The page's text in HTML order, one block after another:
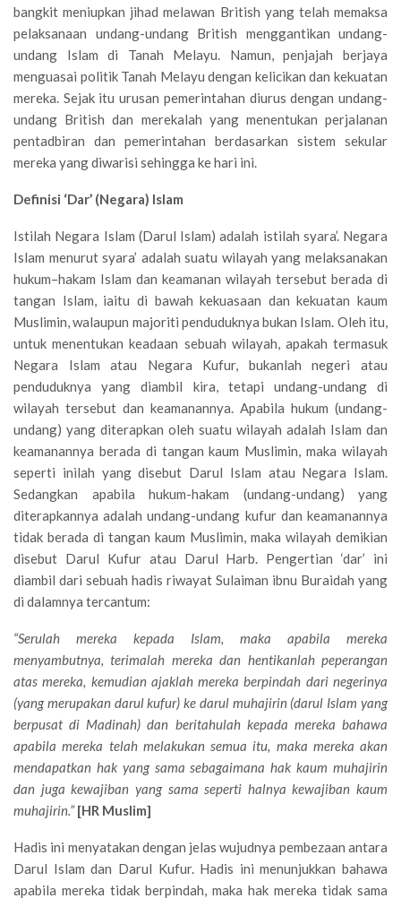
bangkit meniupkan jihad melawan British yang telah memaksa
pelaksanaan undang-undang British menggantikan undang-
undang Islam di Tanah Melayu. Namun, penjajah berjaya
menguasai politik Tanah Melayu dengan kelicikan dan kekuatan
mereka. Sejak itu urusan pemerintahan diurus dengan undang-
undang British dan merekalah yang menentukan perjalanan
pentadbiran dan pemerintahan berdasarkan sistem sekular
mereka yang diwarisi sehingga ke hari ini.
Definisi ‘Dar’ (Negara) Islam
Istilah Negara Islam (Darul Islam) adalah istilah syara’. Negara
Islam menurut syara’ adalah suatu wilayah yang melaksanakan
hukum–hakam Islam dan keamanan wilayah tersebut berada di
tangan Islam, iaitu di bawah kekuasaan dan kekuatan kaum
Muslimin, walaupun majoriti penduduknya bukan Islam. Oleh itu,
untuk menentukan keadaan sebuah wilayah, apakah termasuk
Negara Islam atau Negara Kufur, bukanlah negeri atau
penduduknya yang diambil kira, tetapi undang-undang di
wilayah tersebut dan keamanannya. Apabila hukum (undang-
undang) yang diterapkan oleh suatu wilayah adalah Islam dan
keamanannya berada di tangan kaum Muslimin, maka wilayah
seperti inilah yang disebut Darul Islam atau Negara Islam.
Sedangkan apabila hukum-hakam (undang-undang) yang
diterapkannya adalah undang-undang kufur dan keamanannya
tidak berada di tangan kaum Muslimin, maka wilayah demikian
disebut Darul Kufur atau Darul Harb. Pengertian ‘dar’ ini
diambil dari sebuah hadis riwayat Sulaiman ibnu Buraidah yang
di dalamnya tercantum:
“Serulah mereka kepada Islam, maka apabila mereka
menyambutnya, terimalah mereka dan hentikanlah peperangan
atas mereka, kemudian ajaklah mereka berpindah dari negerinya
(yang merupakan darul kufur) ke darul muhajirin (darul Islam yang
berpusat di Madinah) dan beritahulah kepada mereka bahawa
apabila mereka telah melakukan semua itu, maka mereka akan
mendapatkan hak yang sama sebagaimana hak kaum muhajirin
dan juga kewajiban yang sama seperti halnya kewajiban kaum
muhajirin.”[HR Muslim]
Hadis ini menyatakan dengan jelas wujudnya pembezaan antara
Darul Islam dan Darul Kufur. Hadis ini menunjukkan bahawa
apabila mereka tidak berpindah, maka hak mereka tidak sama